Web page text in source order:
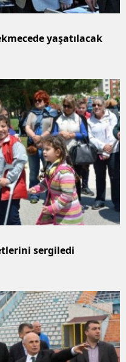
yaşatılacak
sergiledi